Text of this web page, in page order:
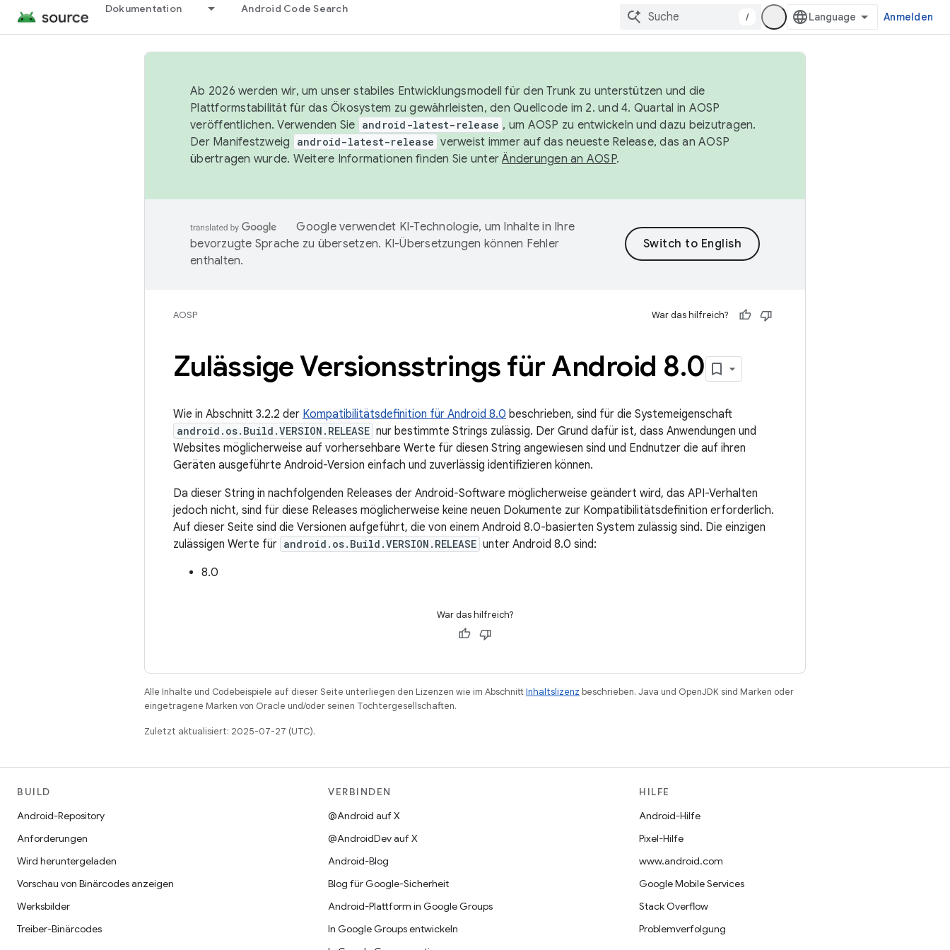
Dokumentation Android Code Search
/ Anmelden
Ab 2026 werden wir, um unser stabiles Entwicklungsmodell für den Trunk zu unterstützen und die
Plattformstabilität für das Ökosystem zu gewährleisten, den Quellcode im 2. und 4. Quartal in AOSP
veröffentlichen. Verwenden Sie android-latest-release , um AOSP zu entwickeln und dazu beizutragen.
Der Manifestzweig
android-latest-release verweist immer auf das neueste Release, das an AOSP
übertragen wurde. Weitere Informationen finden Sie unterÄnderungen an AOSP.
Google verwendet KI-Technologie, um Inhalte in Ihre
bevorzugte Sprache zu übersetzen. KI-Übersetzungen können Fehler
enthalten.
AOSP War das hilfreich?
Zulässige Versionsstrings für Android 8.0
Wie in Abschnitt 3.2.2 der Kompatibilitätsdefinition für Android 8.0 beschrieben, sind für die Systemeigenschaft
android.os.Build.VERSION.RELEASE nur bestimmte Strings zulässig. Der Grund dafür ist, dass Anwendungen und
Websites möglicherweise auf vorhersehbare Werte für diesen String angewiesen sind und Endnutzer die auf ihren
Geräten ausgeführte Android-Version einfach und zuverlässig identifizieren können.
Da dieser String in nachfolgenden Releases der Android-Software möglicherweise geändert wird, das API-Verhalten
jedoch nicht, sind für diese Releases möglicherweise keine neuen Dokumente zur Kompatibilitätsdefinition erforderlich.
Auf dieser Seite sind die Versionen aufgeführt, die von einem Android 8.0-basierten System zulässig sind. Die einzigen
zulässigen Werte für android.os.Build.VERSION.RELEASE unter Android 8.0 sind:
8.0
War das hilfreich?
Alle Inhalte und Codebeispiele auf dieser Seite unterliegen den Lizenzen wie im AbschnittInhaltslizenz beschrieben. Java und OpenJDK sind Marken oder
eingetragene Marken von Oracle und/oder seinen Tochtergesellschaften.
Zuletzt aktualisiert: 2025-07-27 (UTC).
BUILD
Android-Repository
Anforderungen
Wird heruntergeladen
Vorschau von Binärcodes anzeigen
Werksbilder
Treiber-Binärcodes
VERBINDEN
@Android auf X
@AndroidDev auf X
Android-Blog
Blog für Google-Sicherheit
Android-Plattform in Google Groups
In Google Groups entwickeln
HILFE
Android-Hilfe
Pixel-Hilfe
www.android.com
Google Mobile Services
Stack Overflow
Problemverfolgung